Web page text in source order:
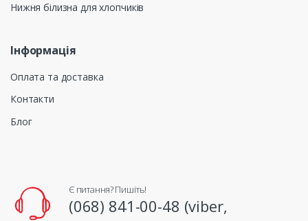
Нижня білизна для хлопчиків
Інформація
Оплата та доставка
Контакти
Блог
Є питання? Пишіть!
(068) 841-00-48 (viber,